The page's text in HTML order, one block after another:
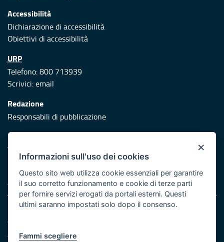
Accessibilità
Dichiarazione di accessibilità
Obiettivi di accessibilità
URP
Telefono: 800 713939
Scrivici:email
Redazione
Responsabili di pubblicazione
Protezione civile
Vai al sito di Protezione Civile Puglia
Iniziativa finanziata con risorse del POR Puglia 2014/2020 -
Asse XI
Note legali
Cookie e privacy
Atti di notifica
×
Informazioni sull'uso dei cookies
Questo sito web utilizza cookie essenziali per garantire
il suo corretto funzionamento e cookie di terze parti
per fornire servizi erogati da portali esterni. Questi
ultimi saranno impostati solo dopo il consenso.
Fammi scegliere